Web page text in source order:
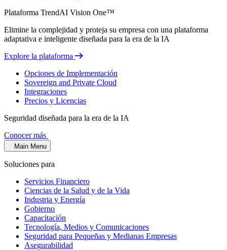
Plataforma TrendAI Vision One™
Elimine la complejidad y proteja su empresa con una plataforma
adaptativa e inteligente diseñada para la era de la IA
Explore la plataforma
Opciones de Implementación
Sovereign and Private Cloud
Integraciones
Precios y Licencias
Seguridad diseñada para la era de la IA
Conocer más
Main Menu
Soluciones para
Servicios Financiero
Ciencias de la Salud y de la Vida
Industria y Energía
Gobierno
Capacitación
Tecnología, Medios y Comunicaciones
Seguridad para Pequeñas y Medianas Empresas
Asegurabilidad